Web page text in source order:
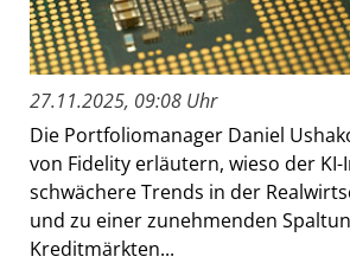
27.11.2025, 09:08 Uhr
Die Portfoliomanager Daniel
von Fidelity erläutern, wieso der
schwächere Trends in der
und zu einer zunehmenden
Kreditmärkten...